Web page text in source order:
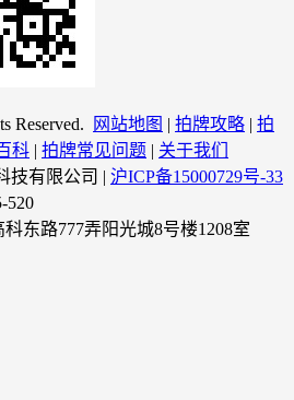
Reserved. 网站地图 | 拍牌攻略 | 拍
科 | 拍牌常见问题 | 关于我们
技有限公司 | 沪ICP备15000729号-33
520
东路777弄阳光城8号楼1208室